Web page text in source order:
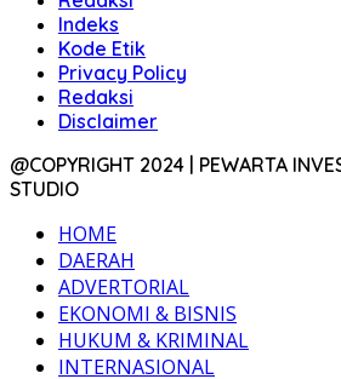
Indeks
Kode Etik
Privacy Policy
Redaksi
Disclaimer
@COPYRIGHT 2024 | PEWARTA
STUDIO
HOME
DAERAH
ADVERTORIAL
EKONOMI & BISNIS
HUKUM & KRIMINAL
INTERNASIONAL